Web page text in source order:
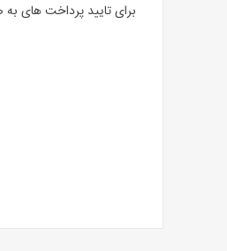
برای تایید پرداخت های به